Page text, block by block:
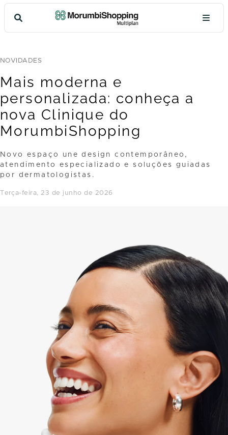
NOVIDADES
Mais moderna e
personalizada: conheça a
nova Clinique do
MorumbiShopping
Novo espaço une design contemporâneo,
atendimento especializado e soluções guiadas
por dermatologistas.
terça-feira, 23 de junho de 2026